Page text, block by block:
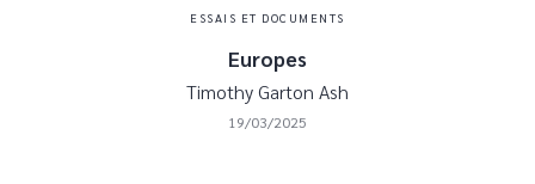
ESSAIS ET DOCUMENTS
Europes
Timothy Garton Ash
19/03/2025